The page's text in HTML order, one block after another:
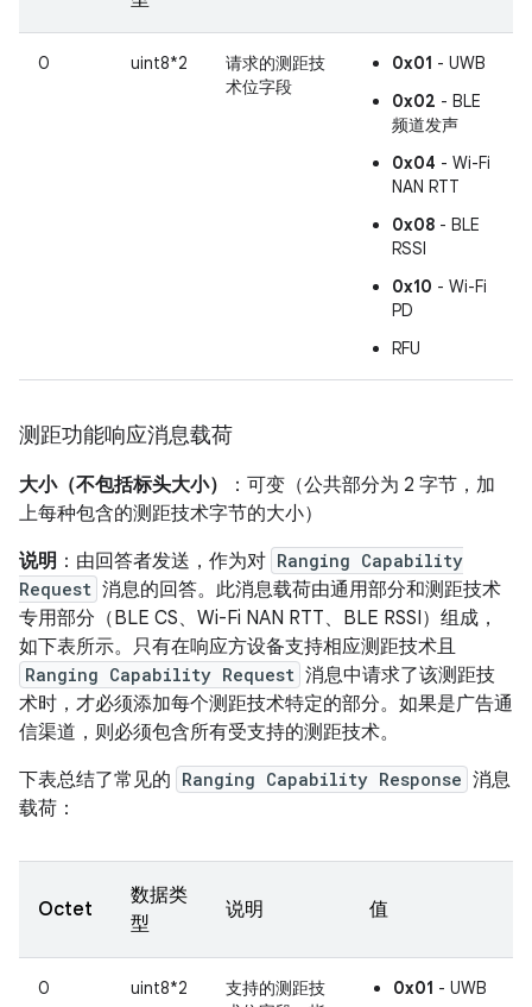
0 uint8*2
请求的测距技
术位字段
0x01 - UWB
0x02 - BLE
频道发声
0x04 - Wi-Fi
NAN RTT
0x08 - BLE
RSSI
0x10 - Wi-Fi
PD
RFU
测距功能响应消息载荷
大小（不包括标头大小）
：可变（公共部分为 2 字节，加
上每种包含的测距技术字节的大小）
说明 ：由回答者发送，作为对 Ranging Capability
Request 消息的回答。此消息载荷由通用部分和测距技术
专用部分（BLE CS、Wi-Fi NAN RTT、BLE RSSI）组成，
如下表所示。只有在响应方设备支持相应测距技术且
Ranging Capability Request 消息中请求了该测距技
术时，才必须添加每个测距技术特定的部分。如果是广告通
信渠道，则必须包含所有受支持的测距技术。
下表总结了常见的 Ranging Capability Response 消息
载荷：
Octet
数据类
型
说明 值
0 uint8*2
支持的测距技
0x01 - UWB